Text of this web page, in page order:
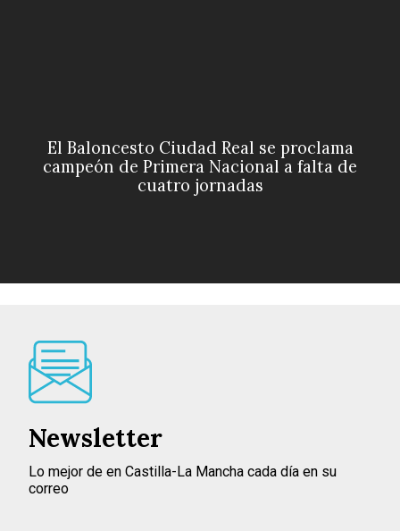
El Baloncesto Ciudad Real se proclama
campeón de Primera Nacional a falta de
cuatro jornadas
Newsletter
Lo mejor de en Castilla-La Mancha cada día en su
correo